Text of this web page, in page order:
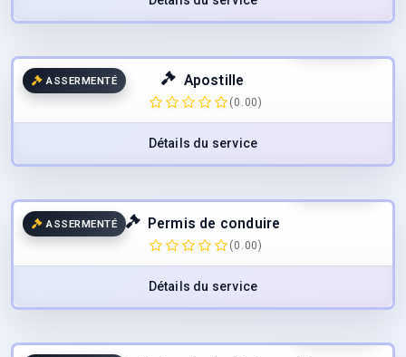
ASSERMENTÉ Apostille
(0.00)
Détails du service
ASSERMENTÉ Permis de conduire
(0.00)
Détails du service